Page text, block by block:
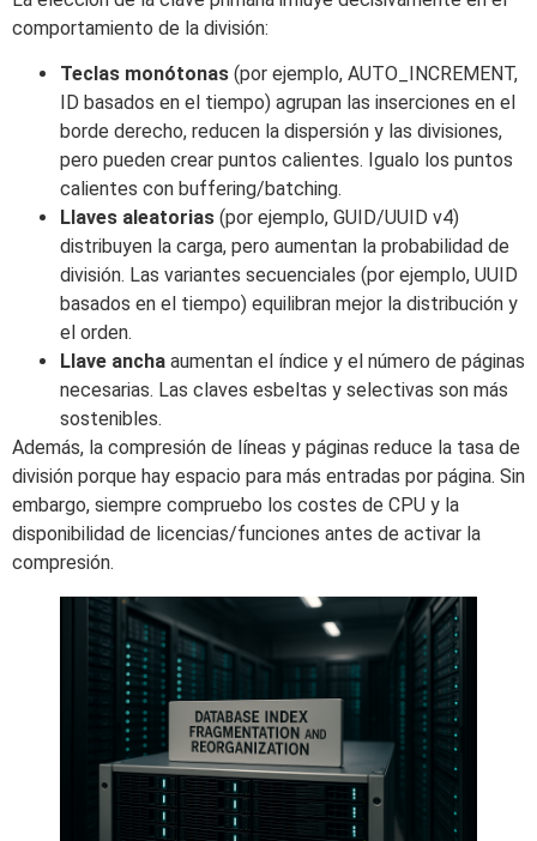
comportamiento de la división:
Teclas monótonas (por ejemplo, AUTO_INCREMENT,
ID basados en el tiempo) agrupan las inserciones en el
borde derecho, reducen la dispersión y las divisiones,
pero pueden crear puntos calientes. Igualo los puntos
calientes con buffering/batching.
Llaves aleatorias (por ejemplo, GUID/UUID v4)
distribuyen la carga, pero aumentan la probabilidad de
división. Las variantes secuenciales (por ejemplo, UUID
basados en el tiempo) equilibran mejor la distribución y
el orden.
Llave ancha aumentan el índice y el número de páginas
necesarias. Las claves esbeltas y selectivas son más
sostenibles.
Además, la compresión de líneas y páginas reduce la tasa de
división porque hay espacio para más entradas por página. Sin
embargo, siempre compruebo los costes de CPU y la
disponibilidad de licencias/funciones antes de activar la
compresión.